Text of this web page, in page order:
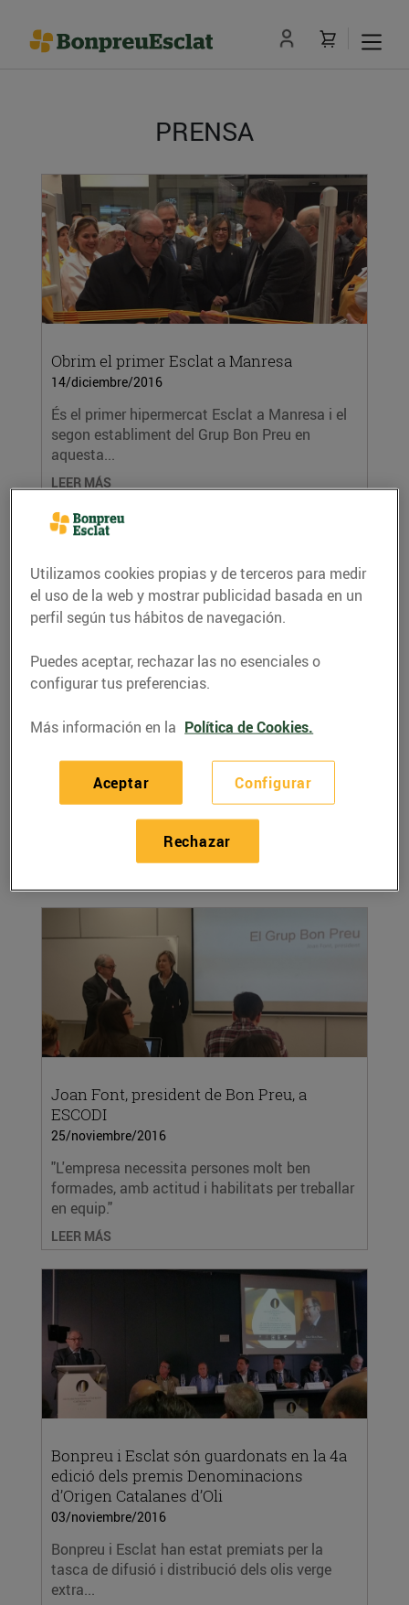
PRENSA
Obrim el primer Esclat a Manresa
14/diciembre/2016
És el primer hipermercat Esclat a Manresa i el
segon establiment del Grup Bon Preu en
aquesta...
LEER MÁS
ampli, més còmode i amb més varietat de
02/diciembre/2016
S’han contractat 27 persones de Cervera amb
contracte fix per formar part de l’equip del
Joan Font, president de Bon Preu, a
ESCODI
25/noviembre/2016
"L'empresa necessita persones molt ben
formades, amb actitud i habilitats per treballar
en equip."
LEER MÁS
Bonpreu i Esclat són guardonats en la 4a
edició dels premis Denominacions
d’Origen Catalanes d’Oli
03/noviembre/2016
Bonpreu i Esclat han estat premiats per la
tasca de difusió i distribució dels olis verge
extra...
Utilizamos cookies propias y de terceros para medir
el uso de la web y mostrar publicidad basada en un
perfil según tus hábitos de navegación.
Puedes aceptar, rechazar las no esenciales o
configurar tus preferencias.
Más información en la Política de Cookies.
Configurar
Rechazar
Aceptar